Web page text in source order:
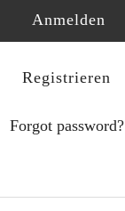
Anmelden
Registrieren
Forgot password?